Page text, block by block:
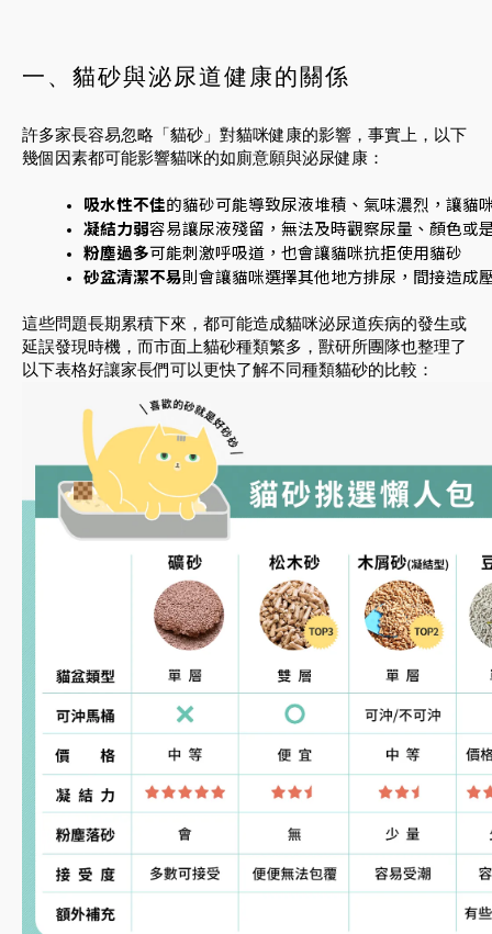
一、貓砂與泌尿道健康的關係
許多家長容易忽略「貓砂」對貓咪健康的影響，事實上，以下
幾個因素都可能影響貓咪的如廁意願與泌尿健康：
吸水性不佳 的貓砂可能導致尿液堆積、氣味濃烈，讓貓
凝結力弱容易讓尿液殘留，無法及時觀察尿量、顏色或
粉塵過多 可能刺激呼吸道，也會讓貓咪抗拒使用貓砂
砂盆清潔不易則會讓貓咪選擇其他地方排尿，間接造成
這些問題長期累積下來，都可能造成貓咪泌尿道疾病的發生或
延誤發現時機，而市面上貓砂種類繁多，獸研所團隊也整理了
以下表格好讓家長們可以更快了解不同種類貓砂的比較：